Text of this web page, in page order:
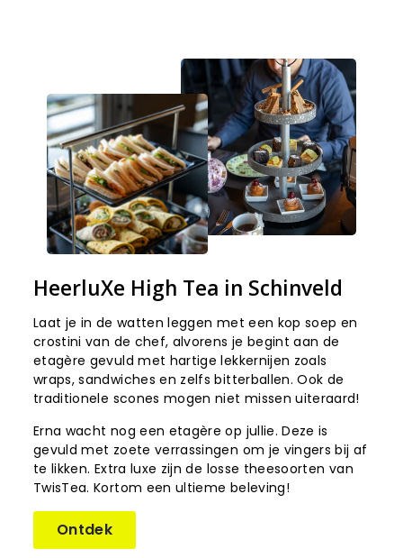
HeerluXe High Tea in Schinveld
Laat je in de watten leggen met een kop soep en
crostini van de chef, alvorens je begint aan de
etagère gevuld met hartige lekkernijen zoals
wraps, sandwiches en zelfs bitterballen. Ook de
traditionele scones mogen niet missen uiteraard!
Erna wacht nog een etagère op jullie. Deze is
gevuld met zoete verrassingen om je vingers bij af
te likken. Extra luxe zijn de losse theesoorten van
TwisTea. Kortom een ultieme beleving!
Ontdek